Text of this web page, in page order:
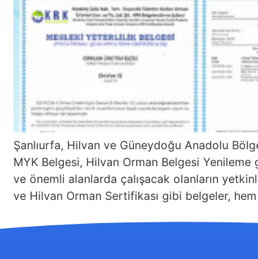
Şanlıurfa, Hilvan ve Güneydoğu Anadolu
MYK Belgesi, Hilvan Orman Belgesi
ve önemli alanlarda çalışacak olanların
ve Hilvan Orman Sertifikası gibi belgeler,